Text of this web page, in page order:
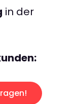
in der